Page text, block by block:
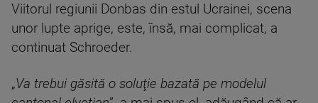
Viitorul regiunii Donbas din estul Ucrainei, scena
unor lupte aprige, este, însă, mai complicat, a
continuat Schroeder.
„Va trebui găsită o soluţie bazată pe modelul